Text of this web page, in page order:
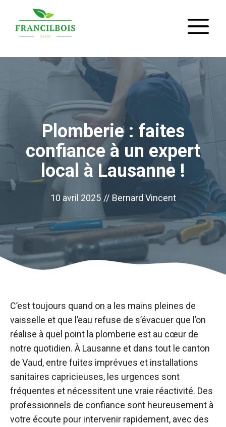
contenu
Plomberie : faites
confiance à un expert
local à Lausanne !
10 avril 2025 // Bernard Vincent
C’est toujours quand on a les mains pleines de
vaisselle et que l’eau refuse de s’évacuer que l’on
réalise à quel point la plomberie est au cœur de
notre quotidien. À Lausanne et dans tout le canton
de Vaud, entre fuites imprévues et installations
sanitaires capricieuses, les urgences sont
fréquentes et nécessitent une vraie réactivité. Des
professionnels de confiance sont heureusement à
votre écoute pour intervenir rapidement, avec des